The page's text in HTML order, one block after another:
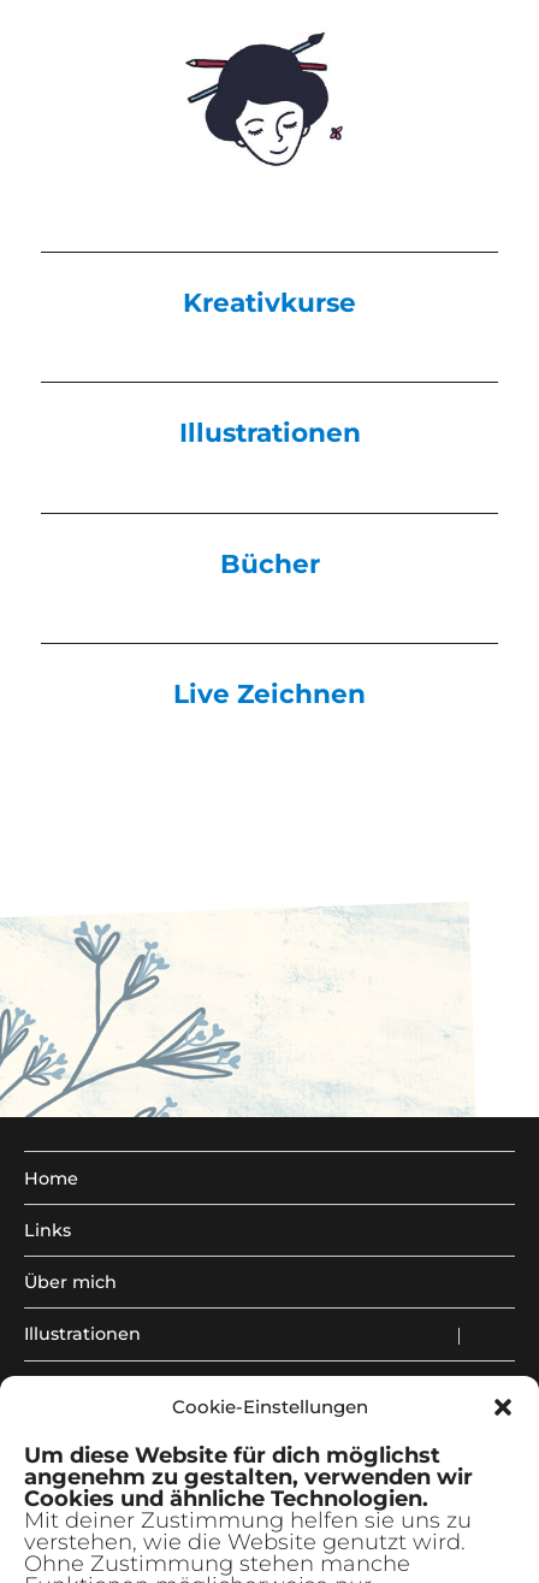
Cookie-Einstellungen
Um diese Website für dich möglichst
angenehm zu gestalten, verwenden wir
Cookies und ähnliche Technologien.
Mit deiner Zustimmung helfen sie uns zu
verstehen, wie die Website genutzt wird.
Ohne Zustimmung stehen manche
Kreativkurse
Illustrationen
Bücher
Live Zeichnen
Home
Links
Über mich
Illustrationen
Newsletter
|